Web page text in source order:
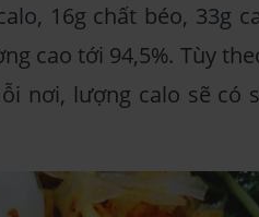
16g chất béo, 33g
cao tới 94,5%. Tùy
nơi, lượng calo sẽ có